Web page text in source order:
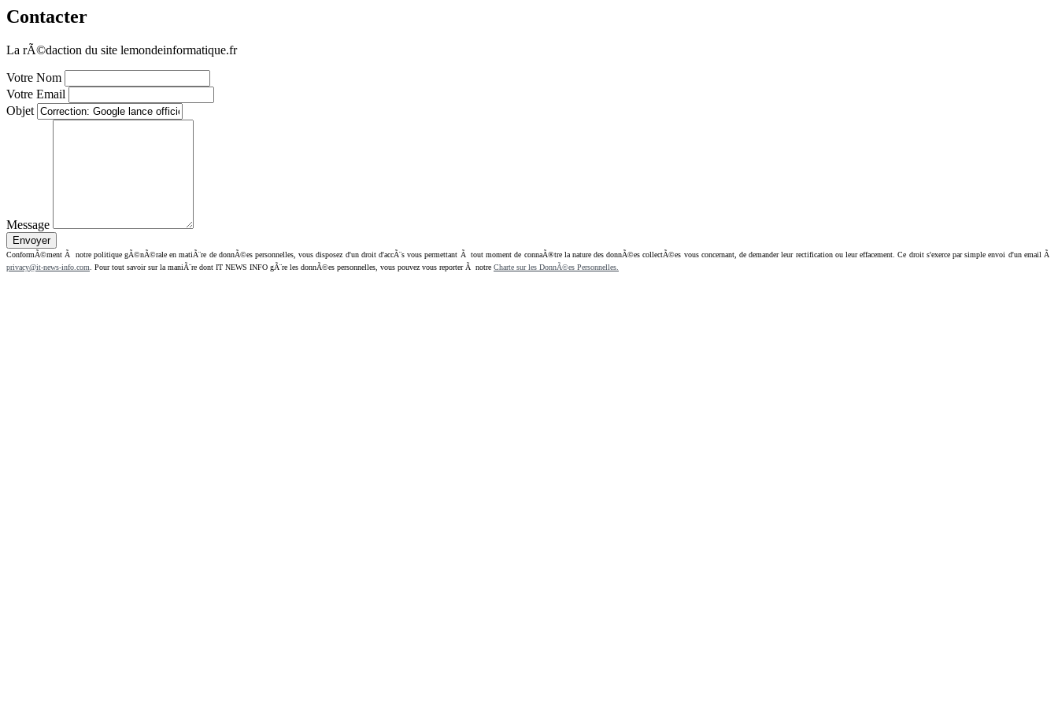
Contacter
La rÃ©daction du site lemondeinformatique.fr
Votre Nom
Votre Email
Objet
Message
ConformÃ©ment Ã notre politique gÃ©nÃ©rale en matiÃ¨re de donnÃ©es personnelles, vous disposez d'un droit d'accÃ¨s vous permettant Ã tout moment de connaÃ®tre la nature des donnÃ©es collectÃ©es vous concernant, de demander leur rectification ou leur effacement. Ce droit s'exerce par simple envoi d'un email Ã
privacy@it-news-info.com . Pour tout savoir sur la maniÃ¨re dont IT NEWS INFO gÃ¨re les donnÃ©es personnelles, vous pouvez vous reporter Ã notre Charte sur les DonnÃ©es Personnelles.